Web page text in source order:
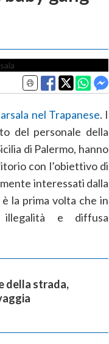
nel Trapanese. I
del personale della
di Palermo, hanno
con l’obiettivo di
interessati dalla
la prima volta che in
illegalità e diffusa
della strada,